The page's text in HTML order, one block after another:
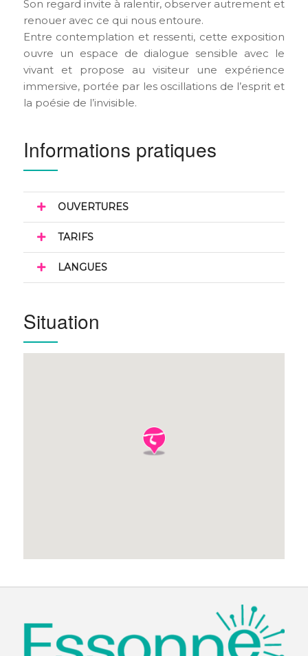
Son regard invite à ralentir, observer autrement et
renouer avec ce qui nous entoure.
Entre contemplation et ressenti, cette exposition
ouvre un espace de dialogue sensible avec le
vivant et propose au visiteur une expérience
immersive, portée par les oscillations de l’esprit et
la poésie de l’invisible.
Informations pratiques
OUVERTURES
TARIFS
LANGUES
Situation